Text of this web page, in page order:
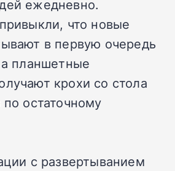
ежедневно.
что новые
в первую очередь
планшетные
крохи со стола
по остаточному
с развертыванием